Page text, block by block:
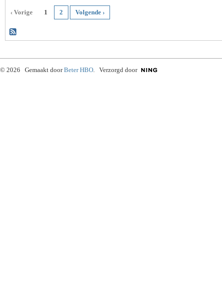
‹ Vorige 1 2 Volgende ›
© 2026 Gemaakt doorBeter HBO. Verzorgd door